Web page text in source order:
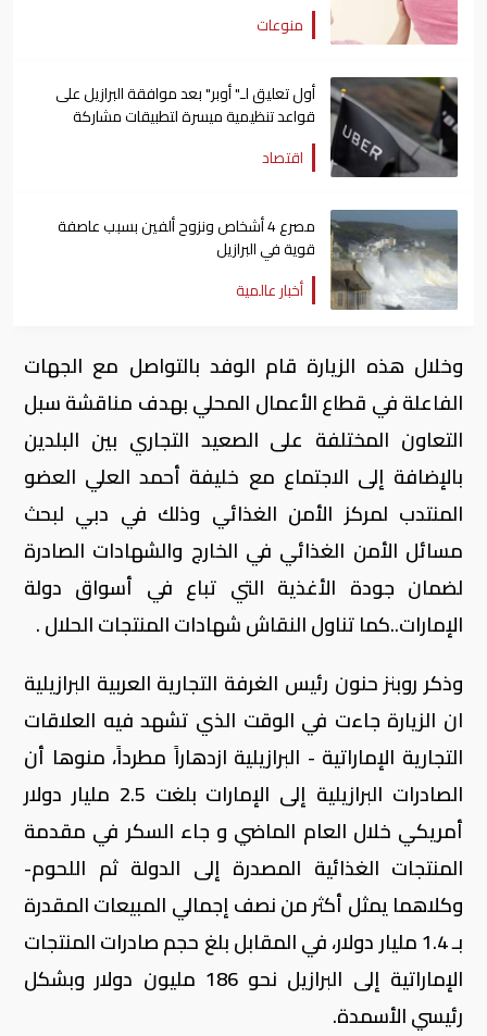
منوعات
أول تعليق لـ" أوبر" بعد موافقة البرازيل على
قواعد تنظيمية ميسرة لتطبيقات مشاركة
السيارات
اقتصاد
مصرع 4 أشخاص ونزوح ألفين بسبب عاصفة
قوية في البرازيل
أخبار عالمية
وخلال هذه الزيارة قام الوفد بالتواصل مع الجهات
الفاعلة في قطاع الأعمال المحلي بهدف مناقشة سبل
التعاون المختلفة على الصعيد التجاري بين البلدين
بالإضافة إلى الاجتماع مع خليفة أحمد العلي العضو
المنتدب لمركز الأمن الغذائي وذلك في دبي لبحث
مسائل الأمن الغذائي في الخارج والشهادات الصادرة
لضمان جودة الأغذية التي تباع في أسواق دولة
الإمارات..كما تناول النقاش شهادات المنتجات الحلال .
وذكر روبنز حنون رئيس الغرفة التجارية العربية البرازيلية
ان الزيارة جاءت في الوقت الذي تشهد فيه العلاقات
التجارية الإماراتية - البرازيلية ازدهاراً مطرداً، منوها أن
الصادرات البرازيلية إلى الإمارات بلغت 2.5 مليار دولار
أمريكي خلال العام الماضي و جاء السكر في مقدمة
المنتجات الغذائية المصدرة إلى الدولة ثم اللحوم-
وكلاهما يمثل أكثر من نصف إجمالي المبيعات المقدرة
بـ 1.4 مليار دولار، في المقابل بلغ حجم صادرات المنتجات
الإماراتية إلى البرازيل نحو 186 مليون دولار وبشكل
رئيسي الأسمدة.